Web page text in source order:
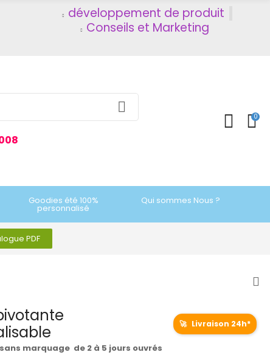
développement de produit
Conseils et Marketing
0
Goodies été 100%
personnalisé
Qui sommes Nous ?
PDF
🚀 Livraison 24h*
marquage de 2 à 5 jours ouvrés